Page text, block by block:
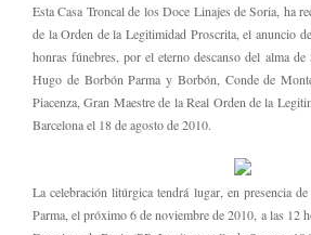
Esta Casa Troncal de los Doce Linajes de Soria, ha
de la Orden de la Legitimidad Proscrita, el anuncio
honras fúnebres, por el eterno descanso del alma
Hugo de Borbón Parma y Borbón, Conde de
Piacenza, Gran Maestre de la Real Orden de la
Barcelona el 18 de agosto de 2010.
La celebración litúrgica tendrá lugar, en presencia
Parma, el próximo 6 de noviembre de 2010, a las 12